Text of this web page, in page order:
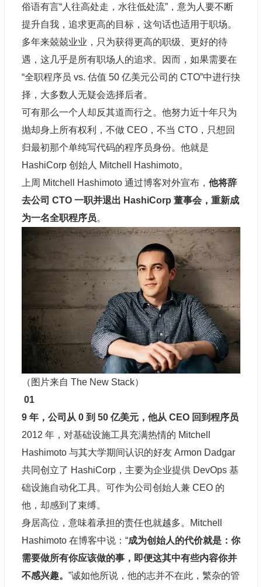
俗语有言“人往高处走，水往低处流”，意为人要不断
提升自我，追求更高的目标，这句话也适用于职场。
多年来兢兢业业，只为获得更高的职级、更好的待
遇，这几乎是所有职场人的追求。因而，如果需要在
“全职程序员 vs. 估值 50 亿美元公司的 CTO”中进行抉
择，大多数人无疑会选择后者。
可有那么一个人却反其道而行之。他努力近十年只为
抛却身上所有权利，不做 CEO，不当 CTO，只想回
归最初那个单纯写代码的程序员身份。他就是
HashiCorp 创始人 Mitchell Hashimoto。
上周 Mitchell Hashimoto 通过博客对外宣布， 他将辞
去公司 CTO 一职并退出 HashiCorp 董事会，重新成
为一名全职程序员。
（图片来自 The New Stack）
01
9 年，公司从 0 到 50 亿美元，他从 CEO 回到程序员
2012 年，对基础设施工具充满热情的 Mitchell
Hashimoto 与其大学期间认识的好友 Armon Dadgar
共同创立了 HashiCorp，主要为企业提供 DevOps 基
础设施自动化工具。可作为公司创始人兼 CEO 的
他，却感到了束缚。
身居高位，意味着承担的责任也就越多。Mitchell
Hashimoto 在博客中说：“成为创始人的代价就是：你
需要做所有你应该做的事，即便这其中有些内容你并
不感兴趣。 ”诚如他所说，他的志并不在此，繁杂的管